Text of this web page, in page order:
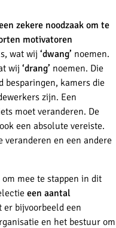
zekere noodzaak om te
motivatoren
wat wij ‘dwang’ noemen.
wij ‘drang’ noemen. Die
besparingen, kamers die
zijn. Een
moet veranderen. De
een absolute vereiste.
veranderen en een andere
mee te stappen in dit
een aantal
er bijvoorbeeld een
en het bestuur om